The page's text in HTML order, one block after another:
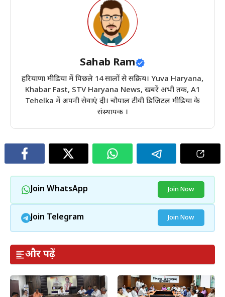
Sahab Ram
हरियाणा मीडिया में पिछले 14 सालों से सक्रिय। Yuva Haryana,
Khabar Fast, STV Haryana News, खबरें अभी तक, A1
Tehelka में अपनी सेवाएं दी। चौपाल टीवी डिजिटल मीडिया के
संस्थापक ।
Join WhatsApp Join Now
Join Telegram Join Now
और पढ़ें